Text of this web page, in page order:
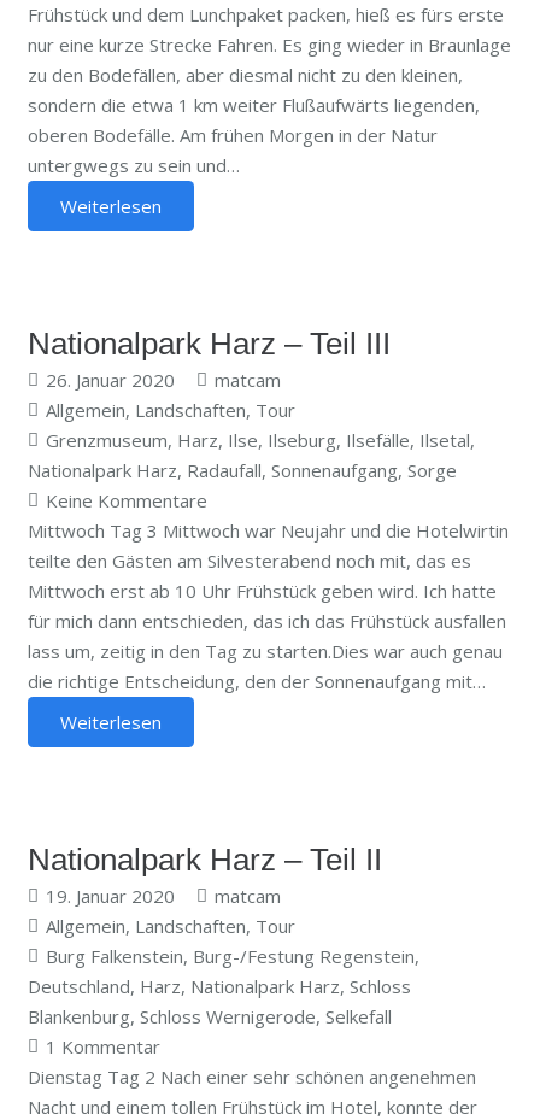
Frühstück und dem Lunchpaket packen, hieß es fürs erste
nur eine kurze Strecke Fahren. Es ging wieder in Braunlage
zu den Bodefällen, aber diesmal nicht zu den kleinen,
sondern die etwa 1 km weiter Flußaufwärts liegenden,
oberen Bodefälle. Am frühen Morgen in der Natur
untergwegs zu sein und…
Weiterlesen
Nationalpark Harz – Teil III
26. Januar 2020
matcam
Allgemein, Landschaften, Tour
Grenzmuseum, Harz, Ilse, Ilseburg, Ilsefälle, Ilsetal,
Nationalpark Harz, Radaufall, Sonnenaufgang, Sorge
Keine Kommentare
Mittwoch Tag 3 Mittwoch war Neujahr und die Hotelwirtin
teilte den Gästen am Silvesterabend noch mit, das es
Mittwoch erst ab 10 Uhr Frühstück geben wird. Ich hatte
für mich dann entschieden, das ich das Frühstück ausfallen
lass um, zeitig in den Tag zu starten.Dies war auch genau
die richtige Entscheidung, den der Sonnenaufgang mit…
Weiterlesen
Nationalpark Harz – Teil II
19. Januar 2020
matcam
Allgemein, Landschaften, Tour
Burg Falkenstein, Burg-/Festung Regenstein,
Deutschland, Harz, Nationalpark Harz, Schloss
Blankenburg, Schloss Wernigerode, Selkefall
1 Kommentar
Dienstag Tag 2 Nach einer sehr schönen angenehmen
Nacht und einem tollen Frühstück im Hotel, konnte der